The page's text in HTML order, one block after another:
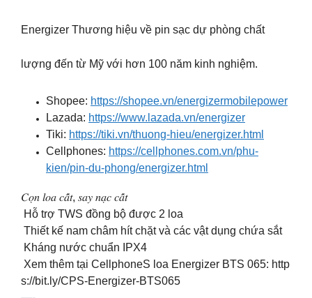
Energizer Thương hiệu về pin sạc dự phòng chất
lượng đến từ Mỹ với hơn 100 năm kinh nghiệm.
Shopee: https://shopee.vn/energizermobilepower
Lazada: https://www.lazada.vn/energizer
Tiki: https://tiki.vn/thuong-hieu/energizer.html
Cellphones: https://cellphones.com.vn/phu-
kien/pin-du-phong/energizer.html
𝐶𝑜̣𝑛 𝑙𝑜𝑎 𝑐𝑎̂́𝑡, 𝑠𝑎𝑦 𝑛𝑎̣𝑐 𝑐𝑎̂́𝑡
Hỗ trợ TWS đồng bộ được 2 loa
Thiết kế nam châm hít chặt và các vật dụng chứa sắt
Kháng nước chuẩn IPX4
Xem thêm tại CellphoneS loa Energizer BTS 065: http
s://bit.ly/CPS-Energizer-BTS065